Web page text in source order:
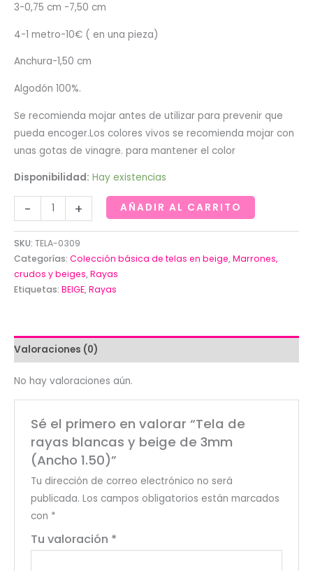
3-0,75 cm -7,50 cm
4-1 metro-10€ ( en una pieza)
Anchura-1,50 cm
Algodón 100%.
Se recomienda mojar antes de utilizar para prevenir que
pueda encoger.Los colores vivos se recomienda mojar con
unas gotas de vinagre. para mantener el color
Disponibilidad: Hay existencias
-
de
rayas
blancas
y
beige
(Ancho
1.50)
cantidad
+ AÑADIR AL CARRITO
SKU: TELA-0309
Categorías: Colección básica de telas en beige,Marrones,
crudos y beiges,Rayas
Etiquetas: BEIGE,Rayas
Valoraciones (0)
No hay valoraciones aún.
Sé el primero en valorar “Tela de
rayas blancas y beige de 3mm
(Ancho 1.50)”
Tu dirección de correo electrónico no será
publicada. Los campos obligatorios están marcados
con *
Tu valoración *